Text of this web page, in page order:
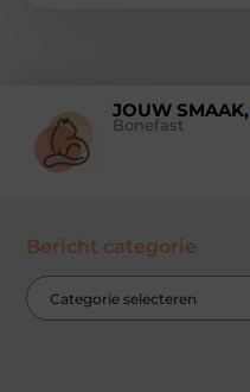
JOUW SMAAK,
Bonefast
Bericht categorie